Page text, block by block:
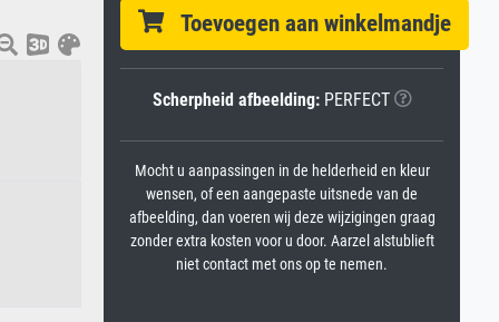
Toevoegen aan winkelmandje
Scherpheid afbeelding:PERFECT
Mocht u aanpassingen in de helderheid en kleur
wensen, of een aangepaste uitsnede van de
afbeelding, dan voeren wij deze wijzigingen graag
zonder extra kosten voor u door. Aarzel alstublieft
niet contact met ons op te nemen.